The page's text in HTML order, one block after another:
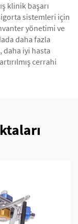
klinik başarı
sistemleri için
yönetimi ve
daha fazla
iyi hasta
cerrahi